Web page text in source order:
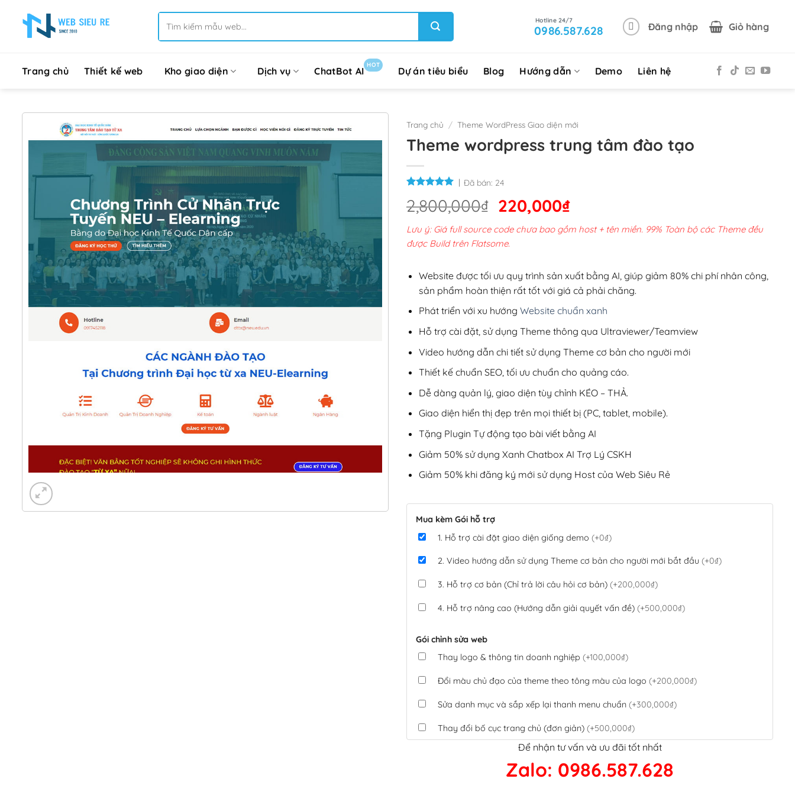
kiếm:
0986.587.628 Đăng nhập Giỏ hàng
Trang chủ Thiết kế web Kho giao diện Dịch vụ ChatBot AI
HOT
Dự án tiêu biểu Blog Hướng dẫn Demo Liên hệ
Trang chủ / Theme WordPress Giao diện mới
Theme wordpress trung tâm đào tạo
Đã bán: 24
2,800,000₫ Giá
gốc
là:
220,000₫Giá
hiện
tại
220,000₫.
Lưu ý: Giá full source code chưa bao gồm host + tên miền. 99% Toàn bộ các Theme đều
được Build trên Flatsome.
Website được tối ưu quy trình sản xuất bằng AI, giúp giảm 80% chi phí nhân công,
sản phẩm hoàn thiện rất tốt với giá cả phải chăng.
Phát triển với xu hướng Website chuẩn xanh
Hỗ trợ cài đặt, sử dụng Theme thông qua Ultraviewer/Teamview
Video hướng dẫn chi tiết sử dụng Theme cơ bản cho người mới
Thiết kế chuẩn SEO, tối ưu chuẩn cho quảng cáo.
Dễ dàng quản lý, giao diện tùy chỉnh KÉO – THẢ.
Giao diện hiển thị đẹp trên mọi thiết bị (PC, tablet, mobile).
Tặng Plugin Tự động tạo bài viết bằng AI
Giảm 50% sử dụng Xanh Chatbox AI Trợ Lý CSKH
Giảm 50% khi đăng ký mới sử dụng Host của Web Siêu Rẻ
Mua kèm Gói hỗ trợ
1. Hỗ trợ cài đặt giao diện giống demo (+0₫)
2. Video hướng dẫn sử dụng Theme cơ bản cho người mới bắt đầu (+0₫)
3. Hỗ trợ cơ bản (Chỉ trả lời câu hỏi cơ bản) (+200,000₫)
4. Hỗ trợ nâng cao (Hướng dẫn giải quyết vấn đề) (+500,000₫)
Gói chỉnh sửa web
Thay logo & thông tin doanh nghiệp (+100,000₫)
Đổi màu chủ đạo của theme theo tông màu của logo (+200,000₫)
Sửa danh mục và sắp xếp lại thanh menu chuẩn (+300,000₫)
Thay đổi bố cục trang chủ (đơn giản) (+500,000₫)
Tích hợp thanh toán QR Code ngân hàng(+100,000₫)
Xác minh Website, liên kết google, cập nhật sitemap(+50,000₫)
Để nhận tư vấn và ưu đãi tốt nhất
Zalo: 0986.587.628